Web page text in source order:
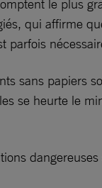
le plus
qui affirme
sans papiers
se heurte le